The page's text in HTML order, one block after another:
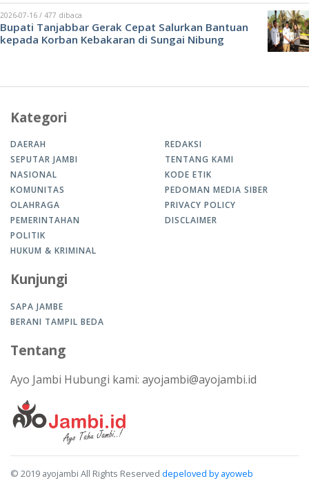
2026-07-16 / 477 dibaca
Bupati Tanjabbar Gerak Cepat Salurkan Bantuan
kepada Korban Kebakaran di Sungai Nibung
Kategori
DAERAH
SEPUTAR JAMBI
NASIONAL
KOMUNITAS
OLAHRAGA
PEMERINTAHAN
POLITIK
HUKUM & KRIMINAL
REDAKSI
TENTANG KAMI
KODE ETIK
PEDOMAN MEDIA SIBER
PRIVACY POLICY
DISCLAIMER
Kunjungi
SAPA JAMBE
BERANI TAMPIL BEDA
Tentang
Ayo Jambi Hubungi kami: ayojambi@ayojambi.id
© 2019 ayojambi All Rights Reserved depeloved by ayoweb